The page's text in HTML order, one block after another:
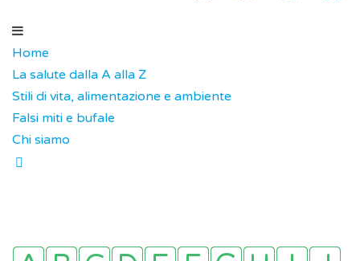
Home
La salute dalla A alla Z
Stili di vita, alimentazione e ambiente
Falsi miti e bufale
Chi siamo